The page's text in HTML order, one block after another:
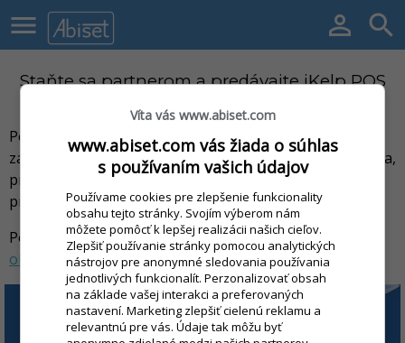
  
Staňte sa partnerom a predávajte iKelp POS
Pozrite si úvodný webinár z roku 2016, kde sa dozviete
základné vlastnosti a v čom je iKelp POS Mobile jednotka,
prečo sa oplatí predávať. Ďalej aplikáciu rozširujeme a
pridávame nové funkcionality.
Po zhliadnutí videa nás kontaktujte na
obchod(at)ikelp.sk.
Víta vás www.abiset.com
www.abiset.com vás žiada o súhlas
s používaním vašich údajov
Používame cookies pre zlepšenie funkcionality
obsahu tejto stránky. Svojím výberom nám
môžete pomôcť k lepšej realizácii našich cieľov.
Zlepšiť používanie stránky pomocou analytických
nástrojov pre anonymné sledovania používania
jednotlivých funkcionalít. Perzonalizovať obsah
na základe vašej interakci a preferovaných
nastavení. Marketing zlepšiť cielenú reklamu a
relevantnú pre vás. Údaje tak môžu byť